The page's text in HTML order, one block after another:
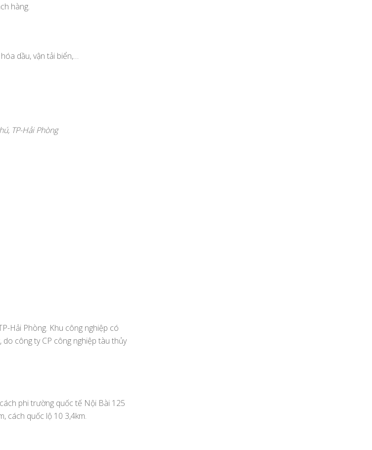
hàng.
dầu, vận tải biển,…
TP-Hải Phòng
Hải Phòng. Khu công nghiệp có
công ty CP công nghiệp tàu thủy
phi trường quốc tế Nội Bài 125
cách quốc lộ 10 3,4km.